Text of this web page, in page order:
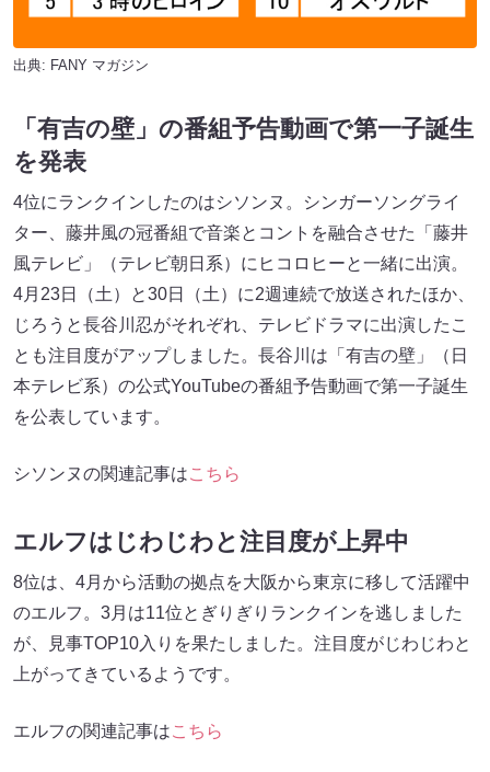
出典: FANY マガジン
「有吉の壁」の番組予告動画で第一子誕生
を発表
4位にランクインしたのはシソンヌ。シンガーソングライ
ター、藤井風の冠番組で音楽とコントを融合させた「藤井
風テレビ」（テレビ朝日系）にヒコロヒーと一緒に出演。
4月23日（土）と30日（土）に2週連続で放送されたほか、
じろうと長谷川忍がそれぞれ、テレビドラマに出演したこ
とも注目度がアップしました。長谷川は「有吉の壁」（日
本テレビ系）の公式YouTubeの番組予告動画で第一子誕生
を公表しています。
シソンヌの関連記事はこちら
エルフはじわじわと注目度が上昇中
8位は、4月から活動の拠点を大阪から東京に移して活躍中
のエルフ。3月は11位とぎりぎりランクインを逃しました
が、見事TOP10入りを果たしました。注目度がじわじわと
上がってきているようです。
エルフの関連記事はこちら